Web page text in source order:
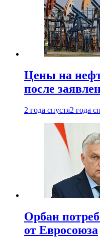
Цены на
после
2 года спустя2 года
Орбан
от Евросоюза